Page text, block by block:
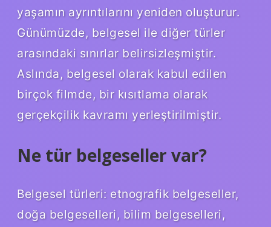
yaşamın ayrıntılarını yeniden oluşturur.
Günümüzde, belgesel ile diğer türler
arasındaki sınırlar belirsizleşmiştir.
Aslında, belgesel olarak kabul edilen
birçok filmde, bir kısıtlama olarak
gerçekçilik kavramı yerleştirilmiştir.
Ne tür belgeseller var?
Belgesel türleri: etnografik belgeseller,
doğa belgeselleri, bilim belgeselleri,